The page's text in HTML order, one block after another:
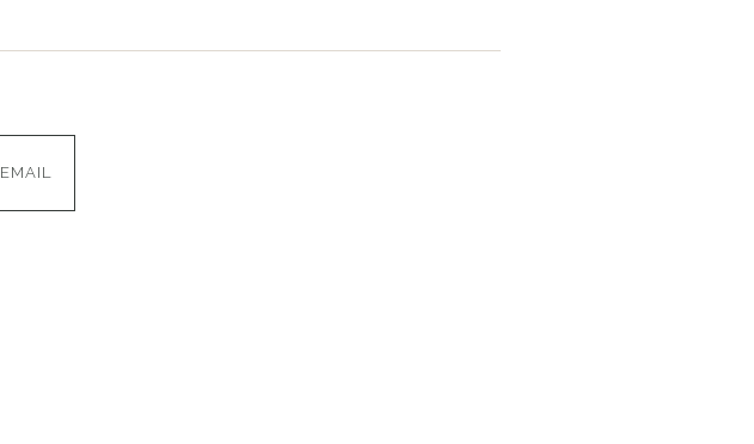
EMAIL